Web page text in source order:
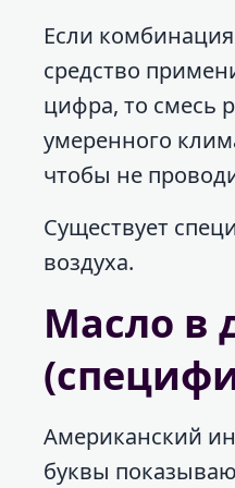
Если
средство
цифра, то смесь
умеренного
чтобы не
Существует
воздуха.
Масло в
Американский
буквы